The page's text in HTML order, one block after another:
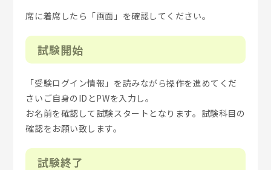
席に着席したら「画面」を確認してください。
試験開始
「受験ログイン情報」を読みながら操作を進めてくだ
さいご自身のIDとPWを入力し。
お名前を確認して試験スタートとなります。試験科目の
確認をお願い致します。
試験終了